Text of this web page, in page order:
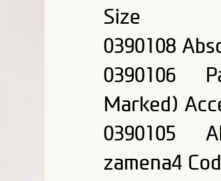
Size
0390108
0390106
Marked)
0390105
zamena4